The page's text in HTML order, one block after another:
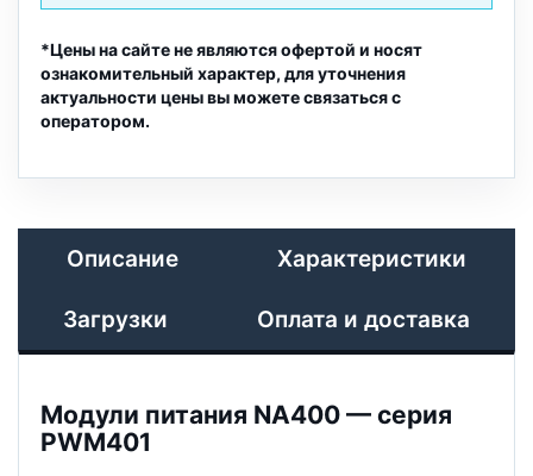
*Цены на сайте не являются офертой и носят
ознакомительный характер, для уточнения
актуальности цены вы можете связаться с
оператором.
Описание Характеристики
Загрузки Оплата и доставка
Модули питания NA400 — серия
PWM401